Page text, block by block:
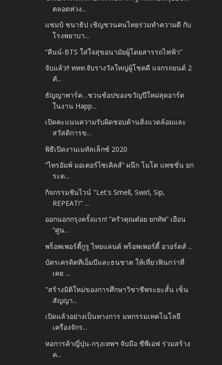
ตลอดห่วง...
แชมป์ ชนาธิป เชิญชวนคนไทยร่วมทำความดี กับ
โรงพยาบา...
“คีนน์-BTS ใส่ใจสุขอนามัยผู้โดยสารรถไฟฟ้า”
จับแล้ว!! ททท.จับรางวัลใหญ่ผู้โชคดี แจกรถยนต์ 2
คั...
ธัญญาพาร์ค…ชวนช้อปของขวัญปีใหม่สุดอาร์ต
ในงาน Happ...
เปิดคะแนนความรับผิดชอบด้านสิ่งแวดล้อมและ
สวัสดิการข...
พิธีเปิดงานเมทัลเล็กซ์ 2020
“ไทรอัมพ์ มอเตอร์ไซเคิลส์” ผนึก โมโต แพชชั่น ยก
ระด...
กิจกรรมชิมไวน์ "Let's Smell, Swirl, Sip,
REPEAT!" ...
ออกนอกกรุงครั้งแรก! “ครัวคุณต๋อย ยกทัพ” เยือน
“ศูน...
พร็อพเพอร์ตี้กูรู ไทยแลนด์ พร็อพเพอร์ตี้ อวอร์ดส์ ...
บัตรเครดิตทีเอ็มบีและธนชาต ให้เที่ยวฟินกว่าที่
เคย ...
"สร้างมิติใหม่ของการศึกษาวิชาชีพระยะสั้น เซ็น
สัญญา...
เปิดแล้วอย่างเป็นทางการ มหกรรมเทคโนโลยี
เครื่องจักร...
หอการค้าญี่ปุ่น-กรุงเทพฯ จับมือ ซีพีเอฟ ร่วมสร้าง
ค...